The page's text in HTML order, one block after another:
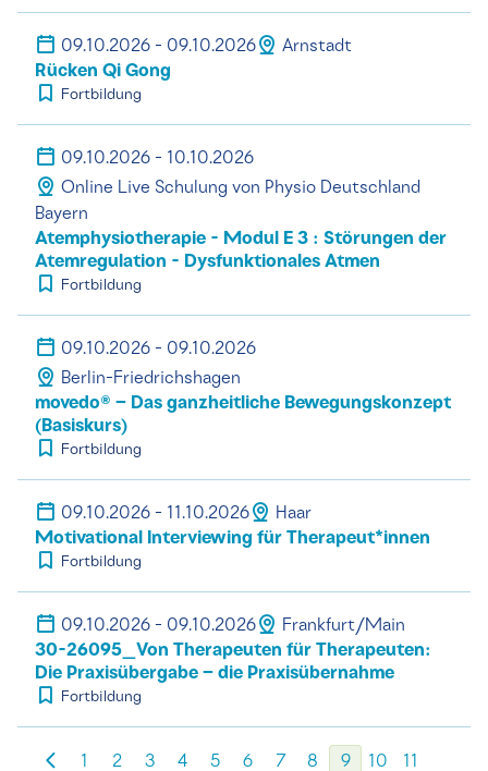
09.10.2026 - 09.10.2026 Arnstadt
Rücken Qi Gong
Fortbildung
09.10.2026 - 10.10.2026
Online Live Schulung von Physio Deutschland
Bayern
Atemphysiotherapie - Modul E 3 : Störungen der
Atemregulation - Dysfunktionales Atmen
Fortbildung
09.10.2026 - 09.10.2026
Berlin-Friedrichshagen
movedo® – Das ganzheitliche Bewegungskonzept
(Basiskurs)
Fortbildung
09.10.2026 - 11.10.2026 Haar
Motivational Interviewing für Therapeut*innen
Fortbildung
09.10.2026 - 09.10.2026 Frankfurt/Main
30-26095_Von Therapeuten für Therapeuten:
Die Praxisübergabe – die Praxisübernahme
Fortbildung
1 2 3 4 5 6 7 8 9 10 11